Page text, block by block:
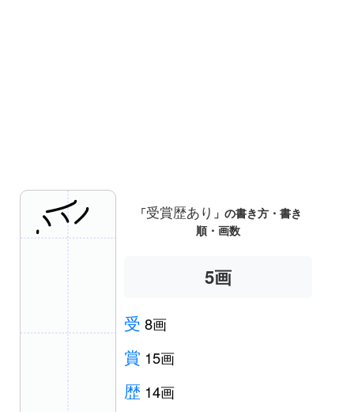
「受賞歴あり 」の書き方・書き
順・画数
5画
受 8画
賞 15画
歴 14画